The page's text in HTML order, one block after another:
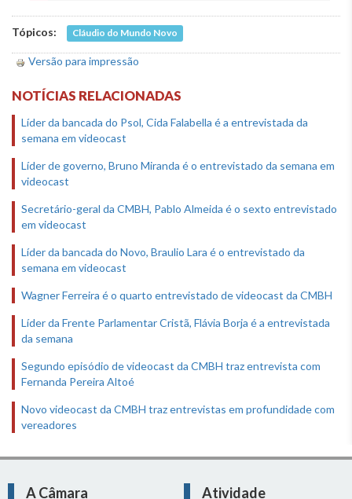
Tópicos: Cláudio do Mundo Novo
Versão para impressão
NOTÍCIAS RELACIONADAS
Líder da bancada do Psol, Cida Falabella é a entrevistada da
semana em videocast
Líder de governo, Bruno Miranda é o entrevistado da semana em
videocast
Secretário-geral da CMBH, Pablo Almeida é o sexto entrevistado
em videocast
Líder da bancada do Novo, Braulio Lara é o entrevistado da
semana em videocast
Wagner Ferreira é o quarto entrevistado de videocast da CMBH
Líder da Frente Parlamentar Cristã, Flávia Borja é a entrevistada
da semana
Segundo episódio de videocast da CMBH traz entrevista com
Fernanda Pereira Altoé
Novo videocast da CMBH traz entrevistas em profundidade com
vereadores
A Câmara
Atividade